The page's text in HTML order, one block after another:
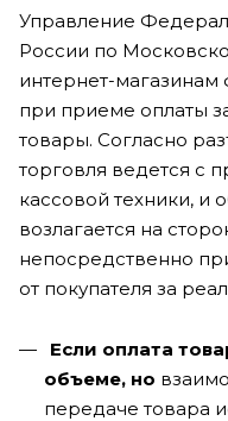
Управление
России по
интернет-
при приеме оплаты
товары. Согласно
торговля ведется с
кассовой техники, и
возлагается на
непосредственно
от покупателя за
Если оплата
объеме, но
передаче товара